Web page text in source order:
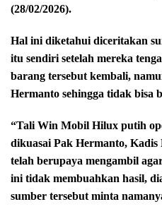
(28/02/2026).
Hal ini diketahui diceritakan
itu sendiri setelah mereka
barang tersebut kembali,
Hermanto sehingga tidak bisa
“Tali Win Mobil Hilux putih
dikuasai Pak Hermanto,
telah berupaya mengambil
ini tidak membuahkan hasil,
sumber tersebut minta